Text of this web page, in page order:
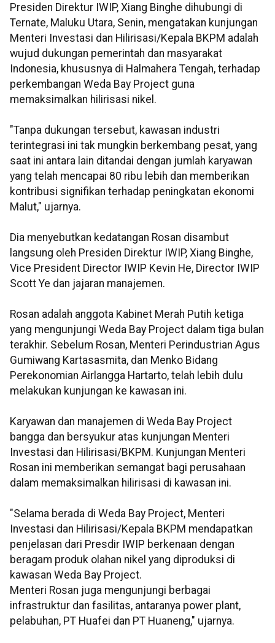
Presiden Direktur IWIP, Xiang Binghe dihubungi di
Ternate, Maluku Utara, Senin, mengatakan kunjungan
Menteri Investasi dan Hilirisasi/Kepala BKPM adalah
wujud dukungan pemerintah dan masyarakat
Indonesia, khususnya di Halmahera Tengah, terhadap
perkembangan Weda Bay Project guna
memaksimalkan hilirisasi nikel.
"Tanpa dukungan tersebut, kawasan industri
terintegrasi ini tak mungkin berkembang pesat, yang
saat ini antara lain ditandai dengan jumlah karyawan
yang telah mencapai 80 ribu lebih dan memberikan
kontribusi signifikan terhadap peningkatan ekonomi
Malut," ujarnya.
Dia menyebutkan kedatangan Rosan disambut
langsung oleh Presiden Direktur IWIP, Xiang Binghe,
Vice President Director IWIP Kevin He, Director IWIP
Scott Ye dan jajaran manajemen.
Rosan adalah anggota Kabinet Merah Putih ketiga
yang mengunjungi Weda Bay Project dalam tiga bulan
terakhir. Sebelum Rosan, Menteri Perindustrian Agus
Gumiwang Kartasasmita, dan Menko Bidang
Perekonomian Airlangga Hartarto, telah lebih dulu
melakukan kunjungan ke kawasan ini.
Karyawan dan manajemen di Weda Bay Project
bangga dan bersyukur atas kunjungan Menteri
Investasi dan Hilirisasi/BKPM. Kunjungan Menteri
Rosan ini memberikan semangat bagi perusahaan
dalam memaksimalkan hilirisasi di kawasan ini.
"Selama berada di Weda Bay Project, Menteri
Investasi dan Hilirisasi/Kepala BKPM mendapatkan
penjelasan dari Presdir IWIP berkenaan dengan
beragam produk olahan nikel yang diproduksi di
kawasan Weda Bay Project.
Menteri Rosan juga mengunjungi berbagai
infrastruktur dan fasilitas, antaranya power plant,
pelabuhan, PT Huafei dan PT Huaneng," ujarnya.